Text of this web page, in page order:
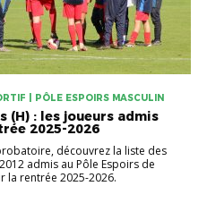
| PÔLE ESPOIRS MASCULIN
(H) : les joueurs admis
2025-2026
découvrez la liste des
admis au Pôle Espoirs de
la rentrée 2025-2026.